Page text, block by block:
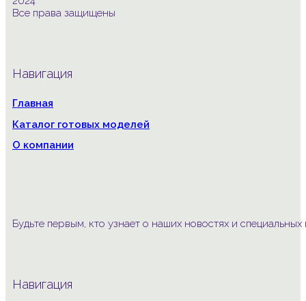
Все права защищены
Навигация
Главная
Каталог готовых моделей
О компании
Будьте первым, кто узнает о наших новостях и
Навигация